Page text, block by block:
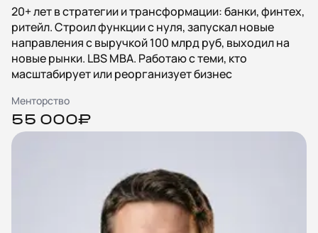
20+ лет в стратегии и трансформации: банки, финтех,
ритейл. Строил функции с нуля, запускал новые
направления с выручкой 100 млрд руб, выходил на
новые рынки. LBS MBA. Работаю с теми, кто
масштабирует или реорганизует бизнес
Менторство
55 000₽